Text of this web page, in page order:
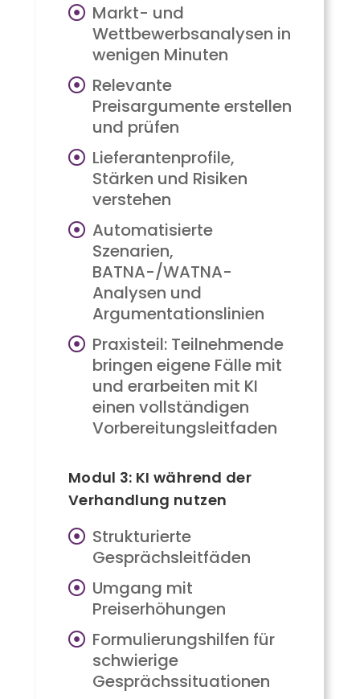
Markt- und
Wettbewerbsanalysen in
wenigen Minuten
Relevante
Preisargumente erstellen
und prüfen
Lieferantenprofile,
Stärken und Risiken
verstehen
Automatisierte
Szenarien,
BATNA-/WATNA-
Analysen und
Argumentationslinien
Praxisteil: Teilnehmende
bringen eigene Fälle mit
und erarbeiten mit KI
einen vollständigen
Vorbereitungsleitfaden
Modul 3: KI während der
Verhandlung nutzen
Strukturierte
Gesprächsleitfäden
Umgang mit
Preiserhöhungen
Formulierungshilfen für
schwierige
Gesprächssituationen